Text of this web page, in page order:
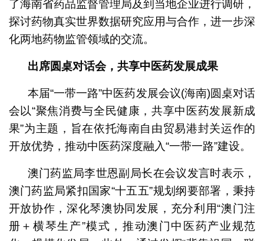
了海南省药品监督管理局及到当地企业进行调研，
探讨药物真实世界数据研究应用与合作，进一步深
化两地药物监管领域的交流。
出席圆桌对话会，共享中医药发展成果
本届“一带一路”中医药发展会议(海南)圆桌对话
会以“聚焦消费与全民健康，共享中医药发展新成
果”为主题，旨在依托海南自由贸易港封关运作的
开放优势，推动中医药深度融入“一带一路”建设。
澳门药监局李世恩副局长在会议发言时表示，
澳门药监局紧扣国家“十五五”规划纲要部署，秉持
开放协作，深化琴澳协同发展，充分利用“澳门注
册＋横琴生产”模式，推动澳门中医药产业规范